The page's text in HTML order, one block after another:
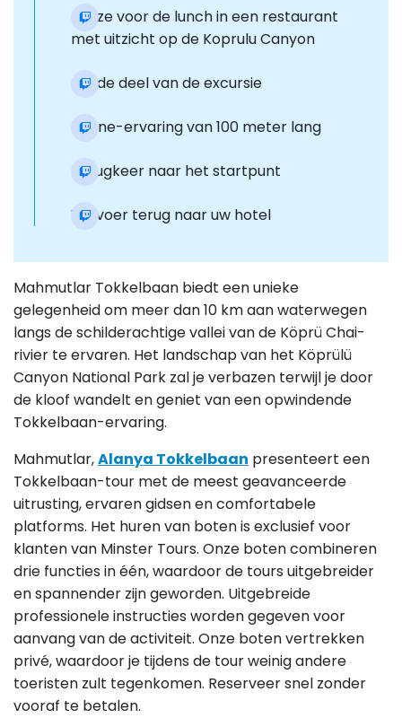
Pauze voor de lunch in een restaurant
met uitzicht op de Koprulu Canyon
Derde deel van de excursie
Zipline-ervaring van 100 meter lang
Terugkeer naar het startpunt
Vervoer terug naar uw hotel
Mahmutlar Tokkelbaan biedt een unieke
gelegenheid om meer dan 10 km aan waterwegen
langs de schilderachtige vallei van de Köprü Chai-
rivier te ervaren. Het landschap van het Köprülü
Canyon National Park zal je verbazen terwijl je door
de kloof wandelt en geniet van een opwindende
Tokkelbaan-ervaring.
Mahmutlar,Alanya Tokkelbaan presenteert een
Tokkelbaan-tour met de meest geavanceerde
uitrusting, ervaren gidsen en comfortabele
platforms. Het huren van boten is exclusief voor
klanten van Minster Tours. Onze boten combineren
drie functies in één, waardoor de tours uitgebreider
en spannender zijn geworden. Uitgebreide
professionele instructies worden gegeven voor
aanvang van de activiteit. Onze boten vertrekken
privé, waardoor je tijdens de tour weinig andere
toeristen zult tegenkomen. Reserveer snel zonder
vooraf te betalen.